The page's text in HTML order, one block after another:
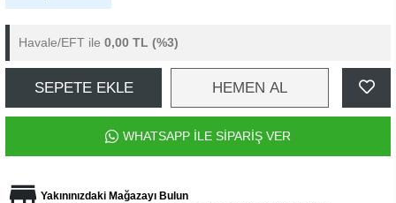
Havale/EFT ile 0,00 TL (%3)
SEPETE EKLE HEMEN AL
WHATSAPP İLE SİPARİŞ VER
Yakınınızdaki Mağazayı Bulun